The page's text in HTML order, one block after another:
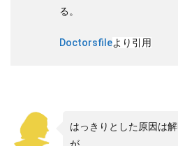
る。
Doctorsfileより引用
はっきりとした原因は
が、